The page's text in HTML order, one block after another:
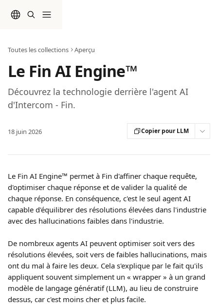
Toutes les collections Aperçu
Le Fin AI Engine™
Découvrez la technologie derrière l'agent AI
d'Intercom - Fin.
18 juin 2026 Copier pour LLM
Le Fin AI Engine™ permet à Fin d'affiner chaque requête,
d'optimiser chaque réponse et de valider la qualité de
chaque réponse. En conséquence, c'est le seul agent AI
capable d'équilibrer des résolutions élevées dans l'industrie
avec des hallucinations faibles dans l'industrie.
De nombreux agents AI peuvent optimiser soit vers des
résolutions élevées, soit vers de faibles hallucinations, mais
ont du mal à faire les deux. Cela s'explique par le fait qu'ils
appliquent souvent simplement un « wrapper » à un grand
modèle de langage génératif (LLM), au lieu de construire
dessus, car c'est moins cher et plus facile.